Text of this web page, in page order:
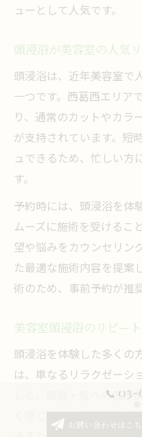
ューとして人気です。
頭浸浴が美容室の人気
頭浸浴は、近年美容室で
一つです。西葛西エリア
り、通常のカットやカラ
が支持されています。短
ュできるため、忙しい方
す。
予約時には、頭浸浴を体
ムーズに施術を受けるこ
望や悩みをカウンセリン
た最適な施術内容を提案
術のため、事前予約が推
美容室頭浸浴のリピー
頭浸浴を体験した多くの
は、単なるリラクゼーシ
しと、頭皮・髪への健康
く感じたり、視界が広が
03-
※
お問い合わせはこ